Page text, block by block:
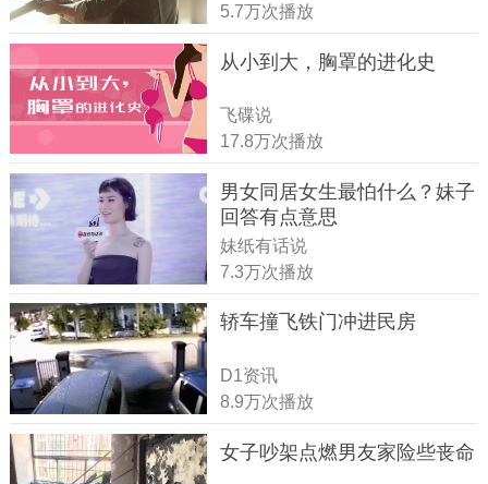
5.7万次播放
从小到大，胸罩的进化史
飞碟说
17.8万次播放
男女同居女生最怕什么？妹子
回答有点意思
妹纸有话说
7.3万次播放
轿车撞飞铁门冲进民房
D1资讯
8.9万次播放
女子吵架点燃男友家险些丧命